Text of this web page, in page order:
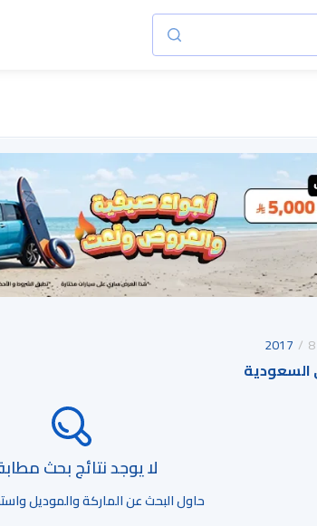
2017
لا يوجد نتائج بحث
حاول البحث عن الماركة والموديل